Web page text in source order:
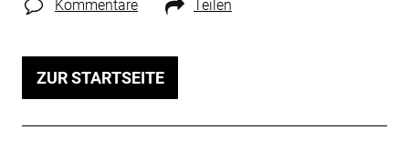
Kommentare Teilen
ZUR STARTSEITE